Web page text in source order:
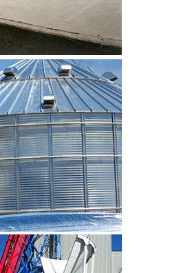
POUR AGRANDIR
POUR AGRANDIR